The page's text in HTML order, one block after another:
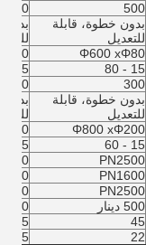
500
500
بدون خطوة، قابلة
للتعديل
بدون
Φ600 xΦ80
15 - 80
15 ¢ 80
300
300
بدون خطوة، قابلة
للتعديل
بدون
Φ800 xΦ200
15 - 60
15 - 60
PN2500
PN1600
PN2500
500 دينار
45
55
22
45